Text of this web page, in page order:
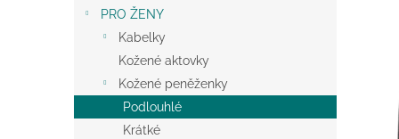
a
PRO ŽENY
Kabelky
Kožené aktovky
Kožené peněženky
Podlouhlé
Krátké